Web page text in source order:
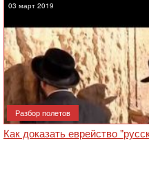
03 март 2019
Разбор полетов
Как доказать еврейство